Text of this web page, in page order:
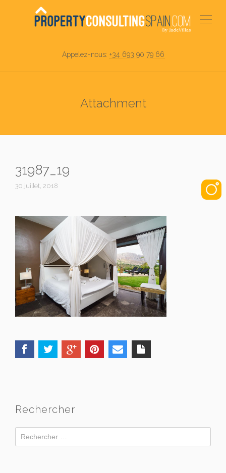
Appelez-nous: +34 693 90 79 66
Attachment
31987_19
30 juillet, 2018
Rechercher